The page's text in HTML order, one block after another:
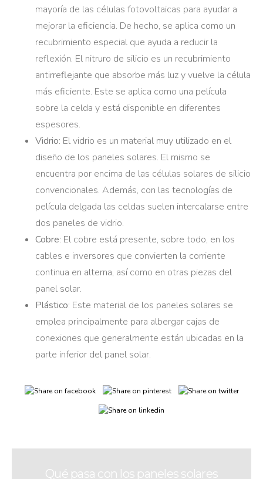
mayoría de las células fotovoltaicas para ayudar a
mejorar la eficiencia. De hecho, se aplica como un
recubrimiento especial que ayuda a reducir la
reflexión. El nitruro de silicio es un recubrimiento
antirreflejante que absorbe más luz y vuelve la célula
más eficiente. Este se aplica como una película
sobre la celda y está disponible en diferentes
espesores.
Vidrio: El vidrio es un material muy utilizado en el
diseño de los paneles solares. El mismo se
encuentra por encima de las células solares de silicio
convencionales. Además, con las tecnologías de
película delgada las celdas suelen intercalarse entre
dos paneles de vidrio.
Cobre: El cobre está presente, sobre todo, en los
cables e inversores que convierten la corriente
continua en alterna, así como en otras piezas del
panel solar.
Plástico: Este material de los paneles solares se
emplea principalmente para albergar cajas de
conexiones que generalmente están ubicadas en la
parte inferior del panel solar.
Qué pasa con los paneles solares